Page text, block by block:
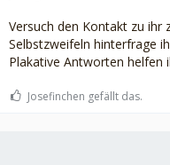
Versuch den Kontakt zu ihr
Selbstzweifeln hinterfrage
Plakative Antworten helfen
Josefinchen gefällt das.